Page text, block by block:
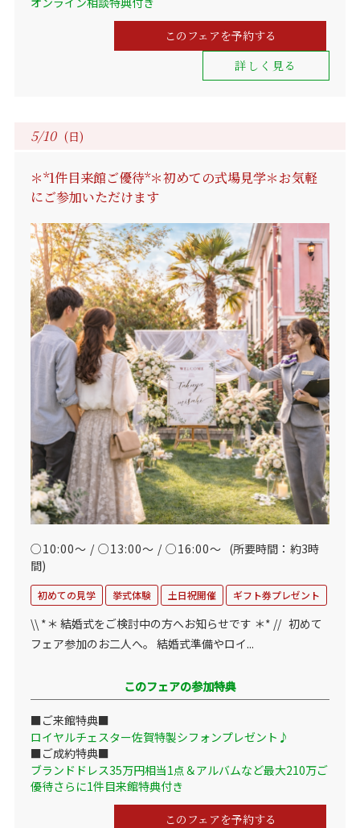
このフェアを予約する
詳しく見る
5/10 (日)
＊*1件目来館ご優待*＊初めての式場見学＊お気軽
にご参加いただけます
○10:00～ / ○13:00～ / ○16:00～ (所要時間：約3時
間)
初めての見学 挙式体験 土日祝開催 ギフト券プレゼント
\\ *＊ 結婚式をご検討中の方へお知らせです ＊* // 初めて
フェア参加のお二人へ。 結婚式準備やロイ...
このフェアの参加特典
■ご来館特典■
ロイヤルチェスター佐賀特製シフォンプレゼント♪
■ご成約特典■
ブランドドレス35万円相当1点＆アルバムなど最大210万ご
優待さらに1件目来館特典付き
このフェアを予約する